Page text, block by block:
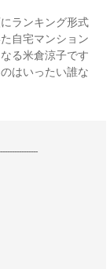
ランキング形式
自宅マンション
る米倉涼子です
はいったい誰な